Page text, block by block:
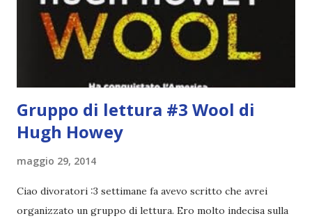
finisce esattamente nel bel mezzo della storia (anzi, quale
"mezzo" della storia? Questa storia ha praticamente solo
l'inizio!). Stessa cosa con Blue , stessa...
Gruppo di lettura #3 Wool di
Hugh Howey
maggio 29, 2014
Ciao divoratori :3 settimane fa avevo scritto che avrei
organizzato un gruppo di lettura. Ero molto indecisa sulla